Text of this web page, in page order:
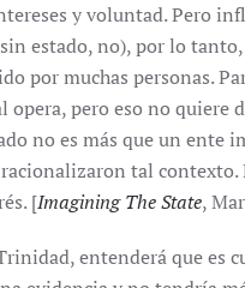
y voluntad. Pero
estado, no), por lo
por muchas personas.
pero eso no quiere
no es más que un ente
tal
[Imagining The State,
entenderá que es